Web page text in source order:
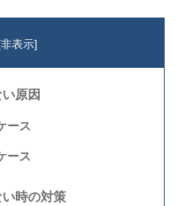
非表示]
原因
ース
ース
時の対策